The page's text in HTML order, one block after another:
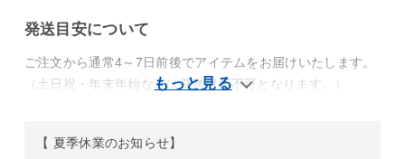
発送目安について
ご注文から通常4～7日前後でアイテムをお届けいたします。
（土日祝・年末年始などは発送対応不可となります。）
【 夏季休業のお知らせ】